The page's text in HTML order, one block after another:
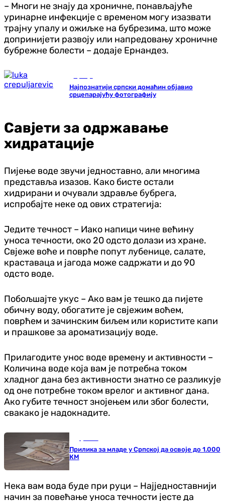
– Многи не знају да хроничне, понављајуће
уринарне инфекције с временом могу изазвати
трајну упалу и ожиљке на бубрезима, што може
допринијети развоју или напредовању хроничне
бубрежне болести – додаје Ернандез.
Најпознатији српски домаћин објавио
срцепарајућу фотографију
Савјети за одржавање
хидратације
Пијење воде звучи једноставно, али многима
представља изазов. Како бисте остали
хидрирани и очували здравље бубрега,
испробајте неке од ових стратегија:
Једите течност – Иако напици чине већину
уноса течности, око 20 одсто долази из хране.
Свјеже воће и поврће попут лубенице, салате,
краставаца и јагода може садржати и до 90
одсто воде.
Побољшајте укус – Ако вам је тешко да пијете
обичну воду, обогатите је свјежим воћем,
поврћем и зачинским биљем или користите капи
и прашкове за ароматизацију воде.
Прилагодите унос воде времену и активности –
Количина воде која вам је потребна током
хладног дана без активности знатно се разликује
од оне потребне током врелог и активног дана.
Ако губите течност знојењем или због болести,
свакако је надокнадите.
Прилика за младе у Српској да освоје до 1.000
КМ
Нека вам вода буде при руци – Најједноставнији
начин за повећање уноса течности јесте да